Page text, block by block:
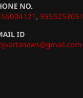
NO.
, 9555253051
ID